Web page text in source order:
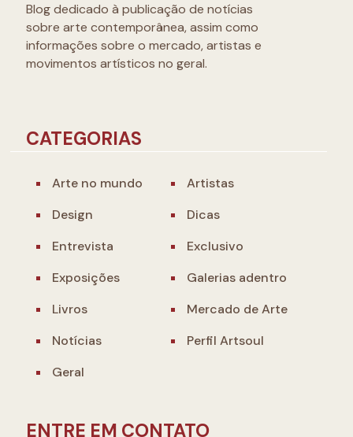
Blog dedicado à publicação de notícias
sobre arte contemporânea, assim como
informações sobre o mercado, artistas e
movimentos artísticos no geral.
CATEGORIAS
Arte no mundo
Artistas
Design
Dicas
Entrevista
Exclusivo
Exposições
Galerias adentro
Livros
Mercado de Arte
Notícias
Perfil Artsoul
Geral
ENTRE EM CONTATO